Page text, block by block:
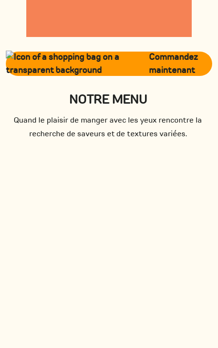
Commandez
maintenant
NOTRE MENU
Quand le plaisir de manger avec les yeux rencontre la
recherche de saveurs et de textures variées.